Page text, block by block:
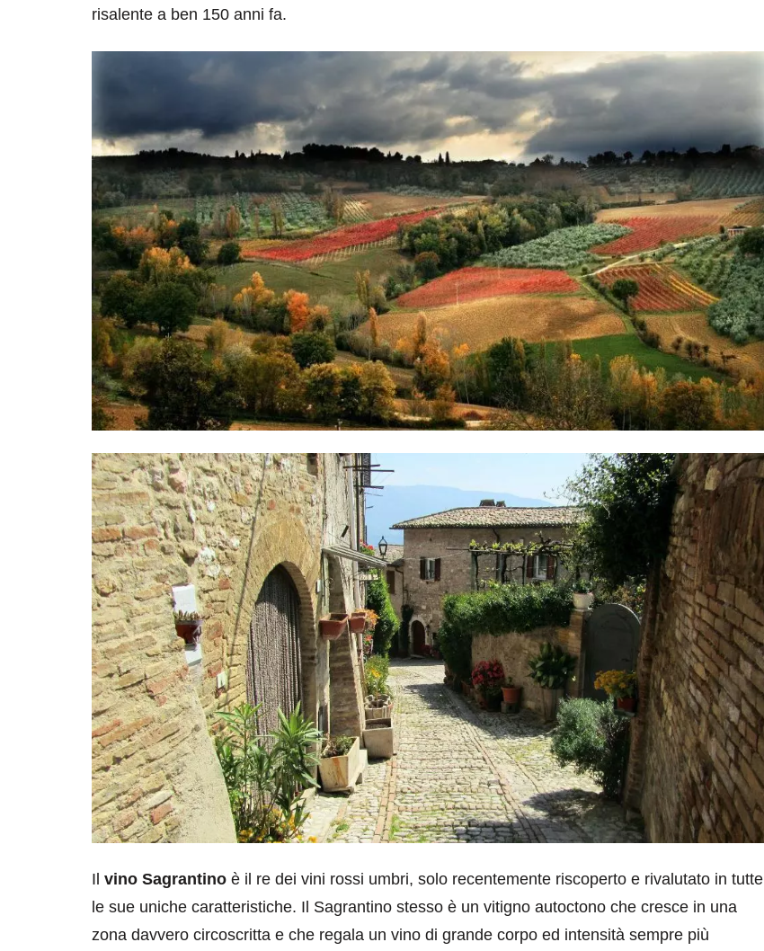
risalente a ben 150 anni fa.
Il vino Sagrantino è il re dei vini rossi umbri, solo recentemente riscoperto e rivalutato in tutte
le sue uniche caratteristiche. Il Sagrantino stesso è un vitigno autoctono che cresce in una
zona davvero circoscritta e che regala un vino di grande corpo ed intensità sempre più
Giugno 26, 2013